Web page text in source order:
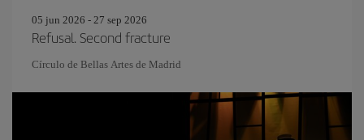
05 jun 2026 - 27 sep 2026
Refusal. Second fracture
Círculo de Bellas Artes de Madrid